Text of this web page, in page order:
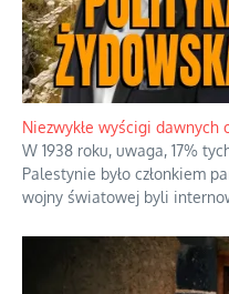
Niezwykłe wyścigi dawnych
W 1938 roku, uwaga, 17%
Palestynie było członkiem
wojny światowej byli